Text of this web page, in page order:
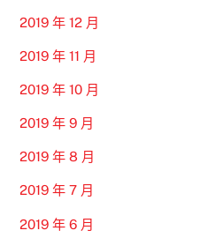
2019 年 12 月
2019 年 11 月
2019 年 10 月
2019 年 9 月
2019 年 8 月
2019 年 7 月
2019 年 6 月